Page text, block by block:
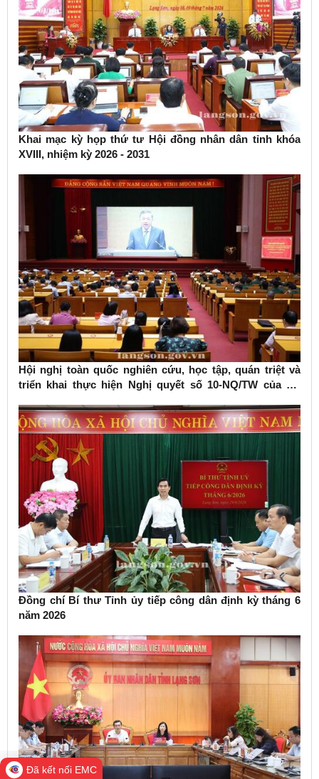
Khai mạc kỳ họp thứ tư Hội đồng nhân dân tỉnh khóa
XVIII, nhiệm kỳ 2026 - 2031
Hội nghị toàn quốc nghiên cứu, học tập, quán triệt và
triển khai thực hiện Nghị quyết số 10-NQ/TW của Bộ
Đồng chí Bí thư Tỉnh ủy tiếp công dân định kỳ tháng 6
năm 2026
Đã kết nối EMC